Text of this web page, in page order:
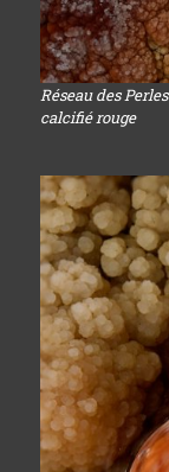
Réseau des
calcifié rouge